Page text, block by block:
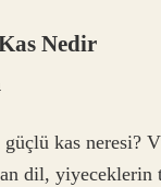
Nedir
kas neresi?
dil, yiyeceklerin